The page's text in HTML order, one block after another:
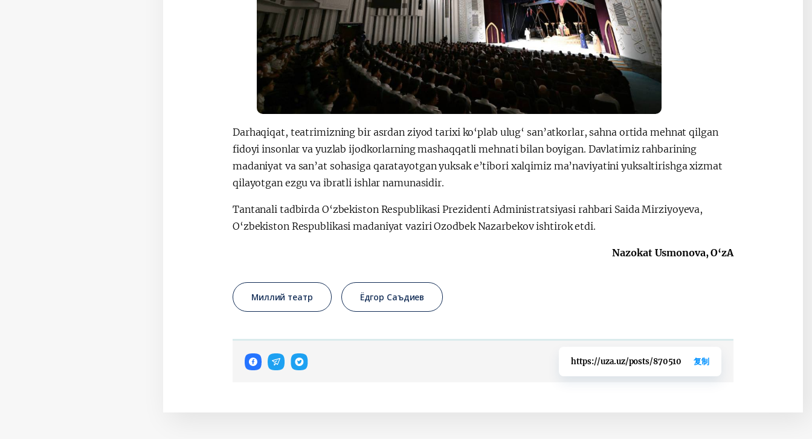
Darhaqiqat, teatrimizning bir asrdan ziyod tarixi ko‘plab ulug‘ san’atkorlar, sahna ortida mehnat qilgan
fidoyi insonlar va yuzlab ijodkorlarning mashaqqatli mehnati bilan boyigan. Davlatimiz rahbarining
madaniyat va san’at sohasiga qaratayotgan yuksak e’tibori xalqimiz ma’naviyatini yuksaltirishga xizmat
qilayotgan ezgu va ibratli ishlar namunasidir.
Tantanali tadbirda O‘zbekiston Respublikasi Prezidenti Administratsiyasi rahbari Saida Mirziyoyeva,
O‘zbekiston Respublikasi madaniyat vaziri Ozodbek Nazarbekov ishtirok etdi.
Nazokat Usmonova, O‘zA
Миллий театр Ёдгор Саъдиев
https://uza.uz/posts/870510 复制